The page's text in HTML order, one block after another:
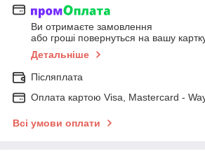
Ви отримаєте замовлення
або гроші повернуться на вашу
Детальніше
Післяплата
Оплата картою Visa, Mastercard -
Всі умови оплати